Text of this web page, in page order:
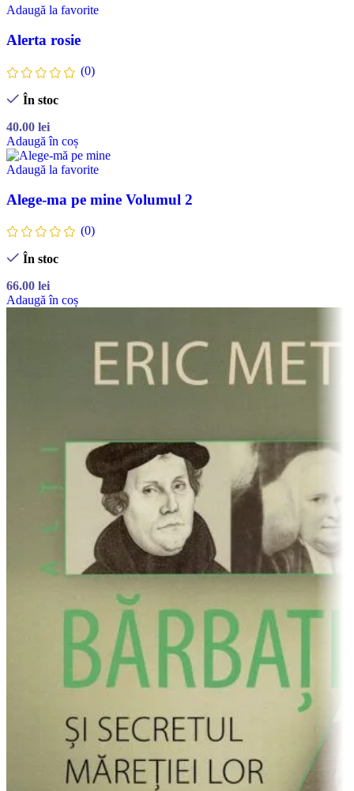
Adaugă la favorite
Alerta rosie
(0)
În stoc
40.00 lei
Adaugă în coș
Adaugă la favorite
Alege-ma pe mine Volumul 2
(0)
În stoc
66.00 lei
Adaugă în coș